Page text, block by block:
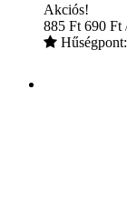
Akciós!
885 Ft 690 Ft
Hűségpont: